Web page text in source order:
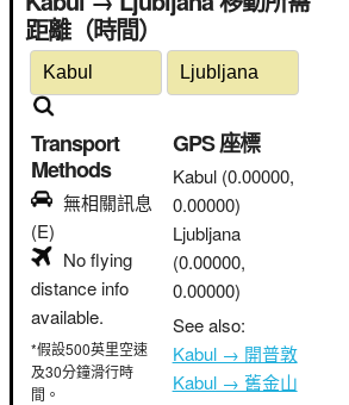
距離（時間）
Transport
Methods
無相關訊息
(E)
No flying
distance info
available.
*假設500英里空速
及30分鐘滑行時
間。
GPS 座標
Kabul (0.00000,
0.00000)
Ljubljana
(0.00000,
0.00000)
See also:
Kabul → 開普敦
Kabul → 舊金山